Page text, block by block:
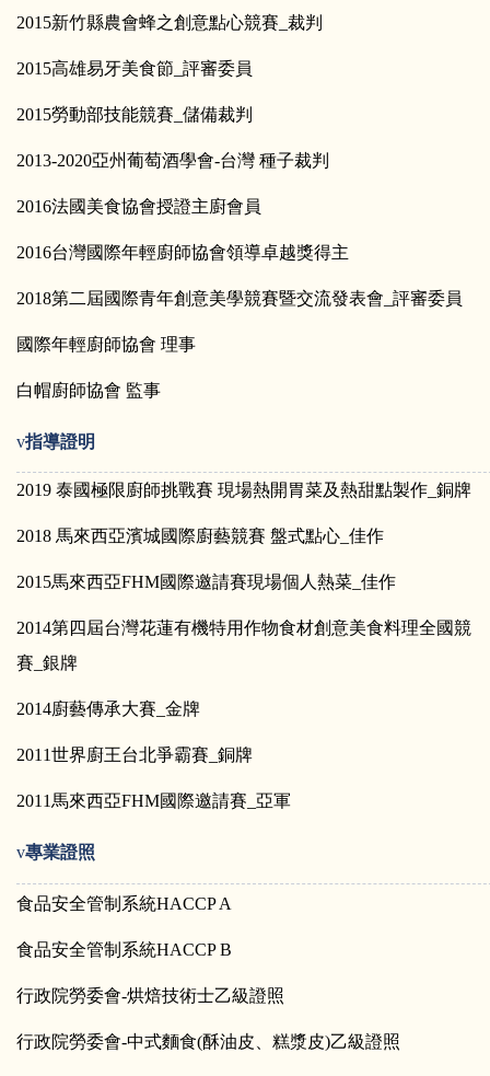
2015新竹縣農會蜂之創意點心競賽_裁判
2015高雄易牙美食節_評審委員
2015勞動部技能競賽_儲備裁判
2013-2020亞州葡萄酒學會-台灣 種子裁判
2016法國美食協會授證主廚會員
2016台灣國際年輕廚師協會領導卓越獎得主
2018第二屆國際青年創意美學競賽暨交流發表會_評審委員
國際年輕廚師協會 理事
白帽廚師協會 監事
v指導證明
2019 泰國極限廚師挑戰賽 現場熱開胃菜及熱甜點製作_銅牌
2018 馬來西亞濱城國際廚藝競賽 盤式點心_佳作
2015馬來西亞FHM國際邀請賽現場個人熱菜_佳作
2014第四屆台灣花蓮有機特用作物食材創意美食料理全國競
賽_銀牌
2014廚藝傳承大賽_金牌
2011世界廚王台北爭霸賽_銅牌
2011馬來西亞FHM國際邀請賽_亞軍
v專業證照
食品安全管制系統HACCP A
食品安全管制系統HACCP B
行政院勞委會-烘焙技術士乙級證照
行政院勞委會-中式麵食(酥油皮、糕漿皮)乙級證照